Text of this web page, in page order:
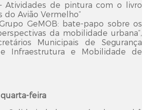
Atividades de pintura com o livro
do Avião Vermelho”
GeMOB: bate-papo sobre os
da mobilidade urbana”,
Municipais de Segurança
Infraestrutura e Mobilidade de
feira